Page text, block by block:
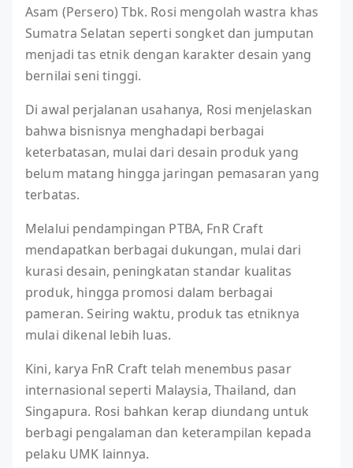
Asam (Persero) Tbk. Rosi mengolah wastra khas
Sumatra Selatan seperti songket dan jumputan
menjadi tas etnik dengan karakter desain yang
bernilai seni tinggi.
Di awal perjalanan usahanya, Rosi menjelaskan
bahwa bisnisnya menghadapi berbagai
keterbatasan, mulai dari desain produk yang
belum matang hingga jaringan pemasaran yang
terbatas.
Melalui pendampingan PTBA, FnR Craft
mendapatkan berbagai dukungan, mulai dari
kurasi desain, peningkatan standar kualitas
produk, hingga promosi dalam berbagai
pameran. Seiring waktu, produk tas etniknya
mulai dikenal lebih luas.
Kini, karya FnR Craft telah menembus pasar
internasional seperti Malaysia, Thailand, dan
Singapura. Rosi bahkan kerap diundang untuk
berbagi pengalaman dan keterampilan kepada
pelaku UMK lainnya.